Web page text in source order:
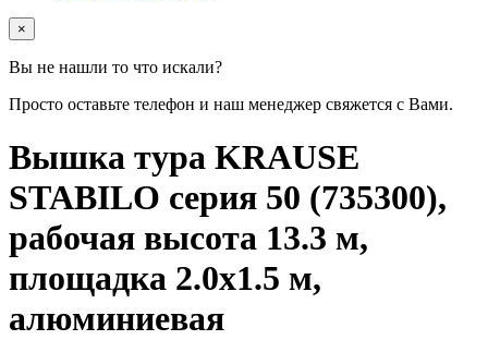
×
Вы не нашли то что искали?
Просто оставьте телефон и наш менеджер свяжется с Вами.
Вышка тура KRAUSE
STABILO серия 50 (735300),
рабочая высота 13.3 м,
площадка 2.0x1.5 м,
алюминиевая